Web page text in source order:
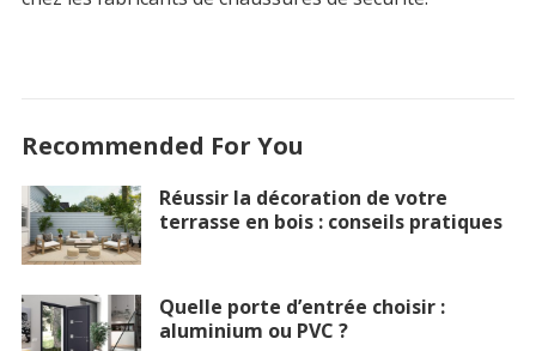
Recommended For You
Réussir la décoration de votre
terrasse en bois : conseils pratiques
Quelle porte d’entrée choisir :
aluminium ou PVC ?